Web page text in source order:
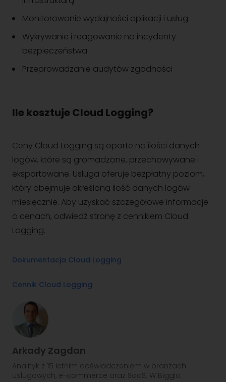
Monitorowanie wydajności aplikacji i usług
Wykrywanie i reagowanie na incydenty
bezpieczeństwa
Przeprowadzanie audytów zgodności
Ile kosztuje Cloud Logging?
Ceny Cloud Logging są oparte na ilości danych
logów, które są gromadzone, przechowywane i
eksportowane. Usługa oferuje bezpłatny poziom,
który obejmuje określoną ilość danych logów
miesięcznie. Aby uzyskać szczegółowe informacje
o cenach, odwiedź stronę z cennikiem Cloud
Logging.
Dokumentacja Cloud Logging
Cennik Cloud Logging
Arkady Zagdan
Analityk z 15 letnim doświadczeniem w branżach
usługowych, e-commerce oraz SaaS. W Bigglo